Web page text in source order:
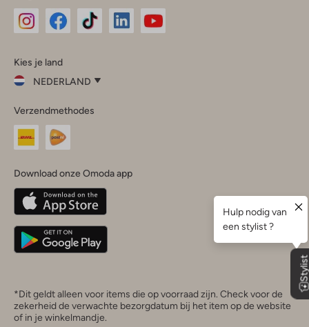
InstagramFacebook
Kies je land
NEDERLAND
je
land
Nederland
Belgique(Français)
Deutschland
Verzendmethodes
Download onze Omoda app
*Dit geldt alleen voor items die op voorraad zijn. Check voor de
zekerheid de verwachte bezorgdatum bij het item op de website
of in je winkelmandje.